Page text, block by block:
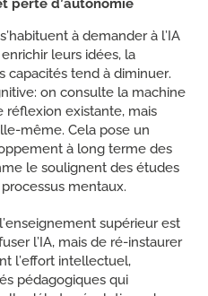
perte d’autonomie
à demander à l’IA
leurs idées, la
capacités tend à diminuer.
on consulte la machine
existante, mais
même. Cela pose un
à long terme des
le soulignent des études
mentaux.
supérieur est
l’IA, mais de ré-instaurer
l’effort intellectuel,
pédagogiques qui